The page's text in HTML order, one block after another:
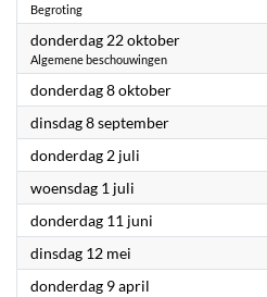
Begroting
donderdag 22 oktober2026
Algemene beschouwingen
donderdag 8 oktober2026
dinsdag 8 september2026
donderdag 2 juli
woensdag 1 juli
donderdag 11 juni
dinsdag 12 mei
donderdag 9 april